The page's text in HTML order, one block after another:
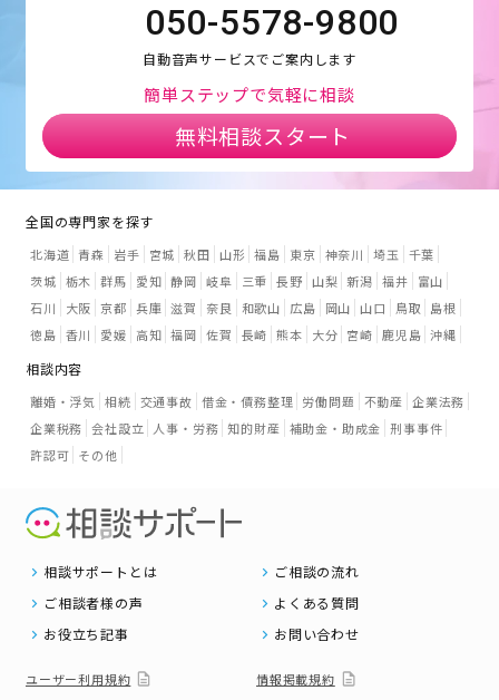
050-5578-9800
自動音声サービスでご案内します
簡単ステップで気軽に相談
無料相談スタート
全国の専門家を探す
北海道 青森 岩手 宮城 秋田 山形 福島 東京 神奈川 埼玉
千葉
茨城 栃木 群馬 愛知 静岡 岐阜 三重 長野 山梨 新潟 福井
富山
石川
大阪 京都 兵庫 滋賀 奈良 和歌山 広島 岡山 山口 鳥取
島根
徳島 香川 愛媛 高知 福岡 佐賀 長崎 熊本 大分 宮崎 鹿児島 沖縄
相談内容
離婚・浮気 相続 交通事故 借金・債務整理 労働問題 不動産 企業法務
企業税務 会社設立 人事・労務 知的財産 補助金・助成金 刑事事件
許認可 その他
相談サポートとは
ご相談の流れ
ご相談者様の声
よくある質問
お役立ち記事
お問い合わせ
ユーザー利用規約 情報掲載規約